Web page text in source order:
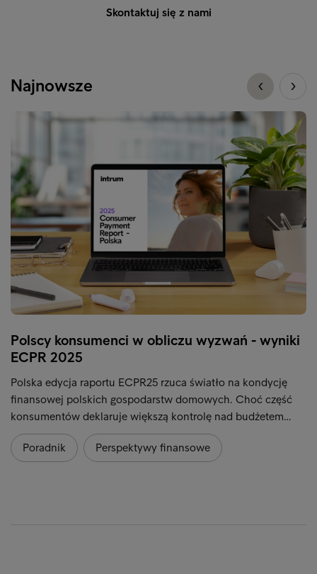
Skontaktuj się z nami
Najnowsze
Polscy konsumenci w obliczu wyzwań - wyniki
ECPR 2025
Polska edycja raportu ECPR25 rzuca światło na kondycję
finansowej polskich gospodarstw domowych. Choć część
konsumentów deklaruje większą kontrolę nad budżetem…
Poradnik Perspektywy finansowe